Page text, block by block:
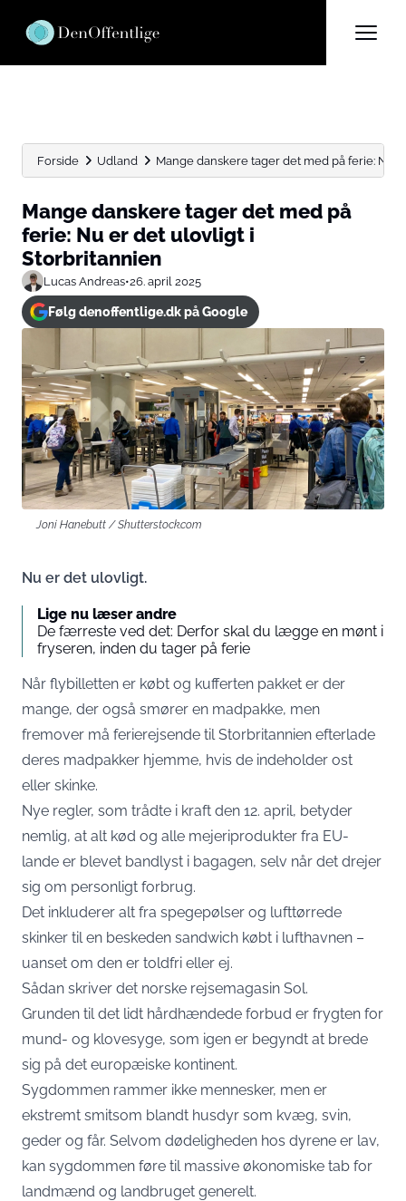
Forside Udland Mange danskere tager det med på ferie: Nu
Mange danskere tager det med på
ferie: Nu er det ulovligt i
Storbritannien
Lucas Andreas•26. april 2025
Følg denoffentlige.dk på Google
Joni Hanebutt / Shutterstock.com
Nu er det ulovligt.
Lige nu læser andre
De færreste ved det: Derfor skal du lægge en mønt i
fryseren, inden du tager på ferie
Når flybilletten er købt og kufferten pakket er der
mange, der også smører en madpakke, men
fremover må ferierejsende til Storbritannien efterlade
deres madpakker hjemme, hvis de indeholder ost
eller skinke.
Nye regler, som trådte i kraft den 12. april, betyder
nemlig, at alt kød og alle mejeriprodukter fra EU-
lande er blevet bandlyst i bagagen, selv når det drejer
sig om personligt forbrug.
Det inkluderer alt fra spegepølser og lufttørrede
skinker til en beskeden sandwich købt i lufthavnen –
uanset om den er toldfri eller ej.
Sådan skriver det norske rejsemagasin Sol.
Grunden til det lidt hårdhændede forbud er frygten for
mund- og klovesyge, som igen er begyndt at brede
sig på det europæiske kontinent.
Sygdommen rammer ikke mennesker, men er
ekstremt smitsom blandt husdyr som kvæg, svin,
geder og får. Selvom dødeligheden hos dyrene er lav,
kan sygdommen føre til massive økonomiske tab for
landmænd og landbruget generelt.